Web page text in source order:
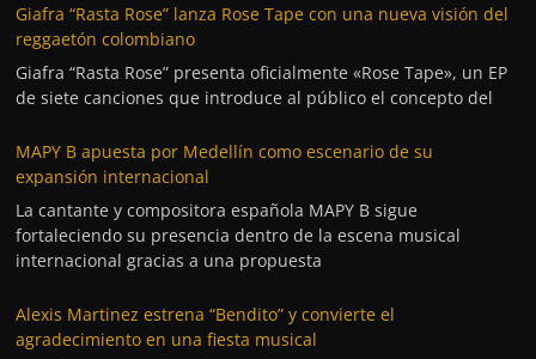
Giafra “Rasta Rose” lanza Rose Tape con una nueva visión del
reggaetón colombiano
Giafra “Rasta Rose” presenta oficialmente «Rose Tape», un EP
de siete canciones que introduce al público el concepto del
MAPY B apuesta por Medellín como escenario de su
expansión internacional
La cantante y compositora española MAPY B sigue
fortaleciendo su presencia dentro de la escena musical
internacional gracias a una propuesta
Alexis Martinez estrena “Bendito” y convierte el
agradecimiento en una fiesta musical